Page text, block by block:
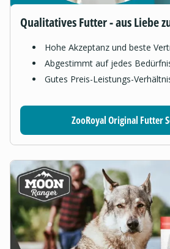
Qualitatives Futter - aus Liebe
Hohe Akzeptanz und beste
Abgestimmt auf jedes
Gutes Preis-Leistungs-
ZooRoyal Original Futter